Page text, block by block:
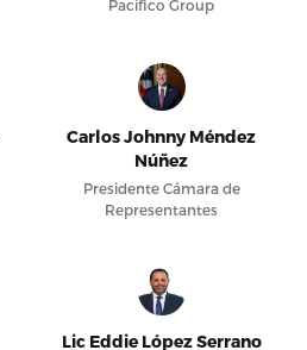
Pacifico Group
Carlos Johnny Méndez
Núñez
Presidente Cámara de
Representantes
Lic Eddie López Serrano